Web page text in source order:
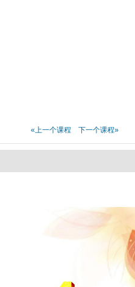
«上一个课程 下一个课程»